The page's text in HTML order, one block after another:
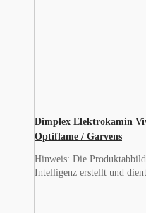
Dimplex Elektrokamin
Optiflame / Garvens
Hinweis: Die
Intelligenz erstellt und